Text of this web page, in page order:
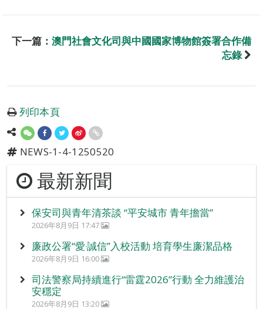
下一篇： 澳門社會文化司與中國國家博物館簽署合作備
忘錄
列印本頁
NEWS-1-4-1250520
最新新聞
保安司與青年清茶談 “平安城市 青年擔當”
2026年8月9日 17:47
廉政公署“愛‧誠信”入校活動 培育學生廉潔品格
2026年8月9日 16:00
司法警察局持續進行“雷霆2026”行動 全力維護治
安穩定
2026年8月9日 13:20